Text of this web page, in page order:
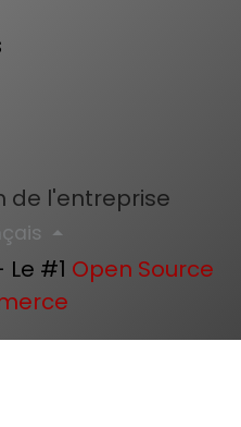
de l'entreprise
Le #1 Open Source